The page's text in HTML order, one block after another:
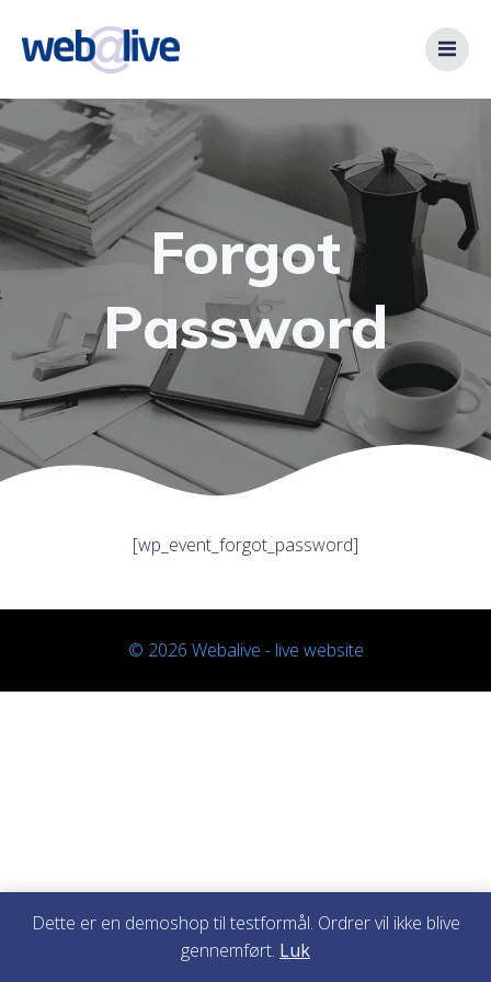
Dette er en demoshop til testformål. Ordrer vil ikke blive
gennemført. Luk
Forgot
Password
[wp_event_forgot_password]
© 2026 Webalive - live website